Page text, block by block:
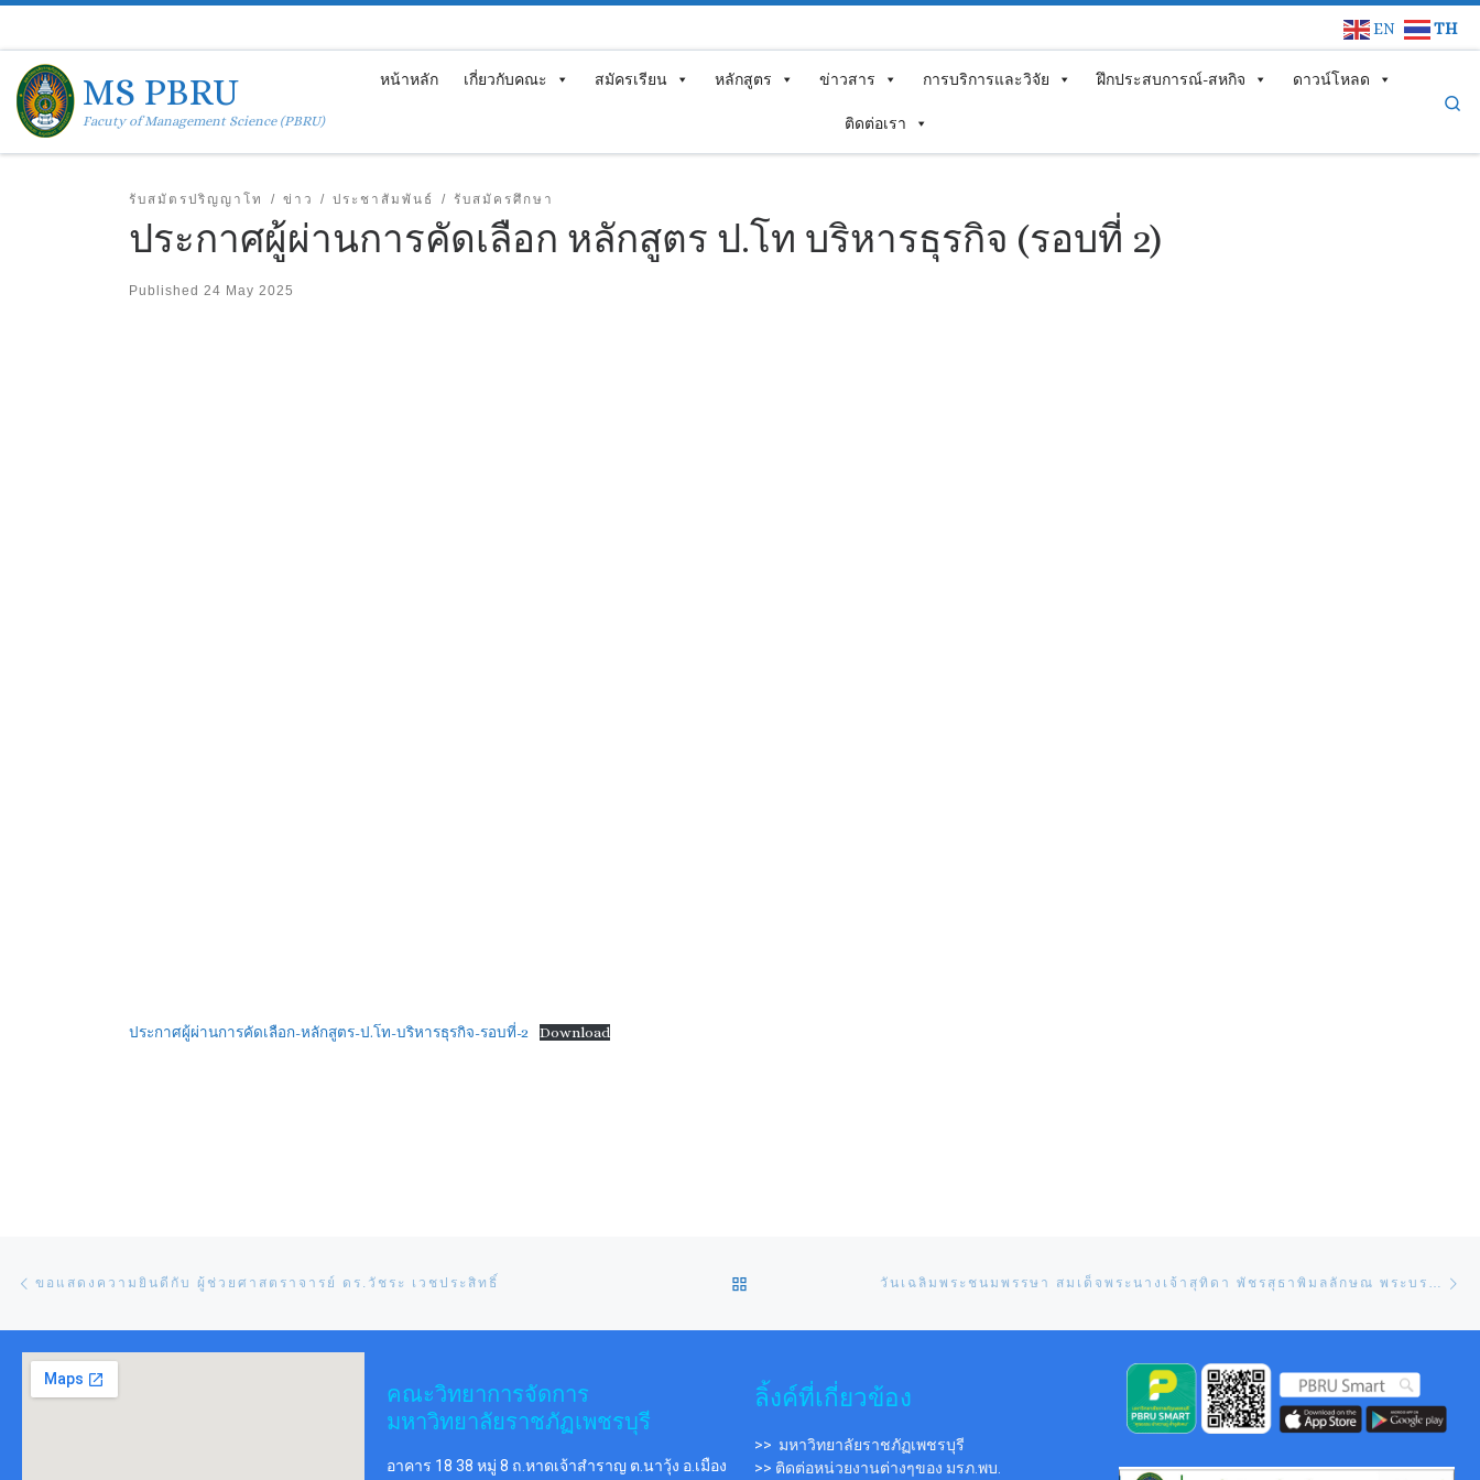
MS PBRU
Facuty of Management Science (PBRU)
หน้าหลัก เกี่ยวกับคณะ สมัครเรียน หลักสูตร ข่าวสาร การบริการและวิจัย ฝึกประสบการณ์-สหกิจ ดาวน์โหลด
ติดต่อเรา
รับสมัตรปริญญาโท ข่าว ประชาสัมพันธ์ รับสมัครศึกษา
ประกาศผู้ผ่านการคัดเลือก หลักสูตร ป.โท บริหารธุรกิจ (รอบที่ 2)
Published 24 May 2025
ประกาศผู้ผ่านการคัดเลือก-หลักสูตร-ป.โท-บริหารธุรกิจ-รอบที่-2 Download
Post navigation
ขอแสดงความยินดีกับ ผู้ช่วยศาสตราจารย์ ดร.วัชระ เวชประสิทธิ์ BACK TO POST LIST วันเฉลิมพระชนมพรรษา สมเด็จพระนางเจ้าสุทิดา พัชรสุธาพิมลลักษณ พระบรมราชินี ๓ มิถุนายน
คณะวิทยาการจัดการ
มหาวิทยาลัยราชภัฏเพชรบุรี
อาคาร 18 38 หมู่ 8 ถ.หาดเจ้าสำราญ ต.นาวุ้ง อ.เมือง
ลิ้งค์ที่เกี่ยวข้อง
>> มหาวิทยาลัยราชภัฏเพชรบุรี
>> ติดต่อหน่วยงานต่างๆของ มรภ.พบ.
EN TH